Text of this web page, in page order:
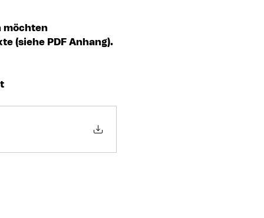
möchten
(siehe PDF Anhang).